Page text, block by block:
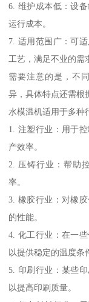
6. 维护成本低：设
运行成本。
7. 适用范围广：可
工艺，满足不业的需
需要注意的是，不
异，具体特点还需根
水模温机适用于多种
1. 注塑行业：用于
产效率。
2. 压铸行业：帮助
率。
3. 橡胶行业：对橡
的性能。
4. 化工行业：在一
以提供稳定的温度条
5. 印刷行业：某些
以提高印刷质量。